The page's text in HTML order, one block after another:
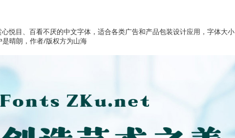
悦目、百看不厌的中文字体，适合各类广告和产品包装设计应用，字体大小
晴朗，作者/版权方为山海